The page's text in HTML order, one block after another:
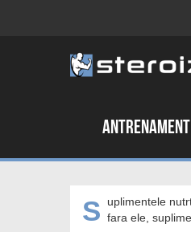
Antrenament
Suplimentele nutrtitive au rolul de a suplimenta dieta, nu de a o inlocui. Chiar daca sunt optionale, putand avea performante si fara ele,